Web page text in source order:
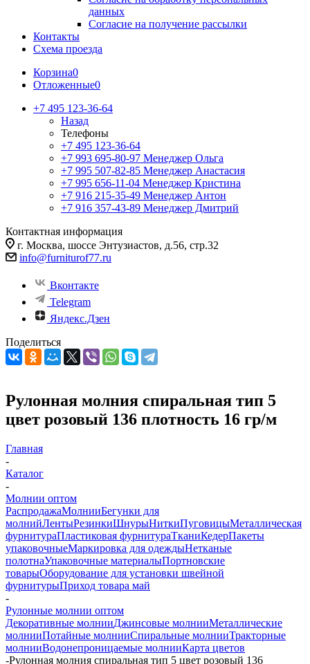
данных
Согласие на получение рассылки
Контакты
Схема проезда
Корзина0
Отложенные0
+7 495 123-36-64
Назад
Телефоны
+7 495 123-36-64
+7 993 695-80-97 Менеджер Ольга
+7 995 507-82-85 Менеджер Анастасия
+7 995 656-11-04 Менеджер Кристина
+7 916 215-35-49 Менеджер Антон
+7 916 357-43-89 Менеджер Дмитрий
Контактная информация
г. Москва, шоссе Энтузиастов, д.56, стр.32
info@furniturof77.ru
Вконтакте
Telegram
Яндекс.Дзен
Поделиться
Рулонная молния спиральная тип 5
цвет розовый 136 плотность 16 гр/м
Главная
-
Каталог
-
Молнии оптом
РаспродажаМолнииБегунки для
молнийЛентыРезинкиШнурыНиткиПуговицыМеталлическая
фурнитураПластиковая фурнитураТканиКедерПакеты
упаковочныеМаркировка для одеждыНетканые
полотнаУпаковочные материалыПортновские
товарыОборудование для установки швейной
фурнитурыПриход товара май
-
Рулонные молнии оптом
Декоративные молнииДжинсовые молнииМеталлические
молнииПотайные молнииСпиральные молнииТракторные
молнииВодонепроницаемые молнииКарта цветов
-Рулонная молния спиральная тип 5 цвет розовый 136